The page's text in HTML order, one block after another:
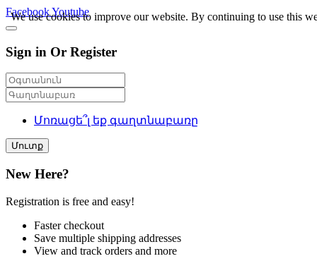
FacebookYoutube
Sign in Or Register
Մոռացե՞լ եք գաղտնաբառը
Մուտք
New Here?
Registration is free and easy!
Faster checkout
Save multiple shipping addresses
View and track orders and more
We use cookies to improve our website. By continuing to use this